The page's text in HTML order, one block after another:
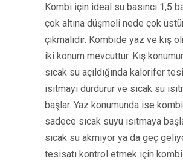
Kombi için ideal su basıncı 1,5
çok altına düşmeli nede çok
çıkmalıdır. Kombide yaz ve kış
iki konum mevcuttur. Kış
sıcak su açıldığında kalorifer
ısıtmayı durdurur ve sıcak su
başlar. Yaz konumunda ise
sadece sıcak suyu ısıtmaya
sıcak su akmıyor ya da geç
tesisatı kontrol etmek için